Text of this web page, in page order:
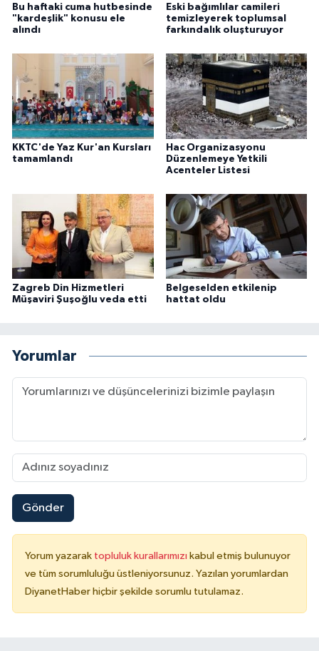
Bu haftaki cuma hutbesinde
"kardeşlik" konusu ele
alındı
Eski bağımlılar camileri
temizleyerek toplumsal
farkındalık oluşturuyor
KKTC'de Yaz Kur'an Kursları
tamamlandı
Hac Organizasyonu
Düzenlemeye Yetkili
Acenteler Listesi
Zagreb Din Hizmetleri
Müşaviri Şuşoğlu veda etti
Belgeselden etkilenip
hattat oldu
Yorumlar
Gönder
Yorum yazarak topluluk kurallarımızı kabul etmiş bulunuyor
ve tüm sorumluluğu üstleniyorsunuz. Yazılan yorumlardan
DiyanetHaber hiçbir şekilde sorumlu tutulamaz.
Karaman Müftülüğü
Kars Müftülüğü
Kastamonu Müftülüğü
Kayseri Müftülüğü
Kilis Müftülüğü
Kırıkkale Müftülüğü
Kırklareli Müftülüğü
Kırşehir Müftülüğü
Konya Müftülüğü
Manisa Müftülüğü
Mardin Müftülüğü